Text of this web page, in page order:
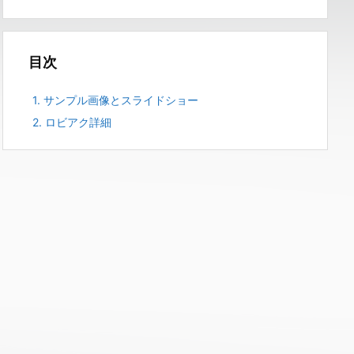
目次
1. サンプル画像とスライドショー
2. ロビアク詳細